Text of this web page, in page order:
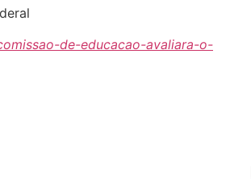
de-educacao-avaliara-o-